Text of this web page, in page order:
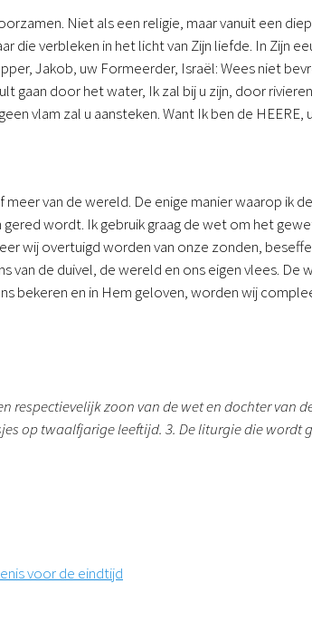
Niet als een religie, maar vanuit een
die verbleken in het licht van Zijn liefde. In Zijn
Jakob, uw Formeerder, Israël: Wees niet
gaan door het water, Ik zal bij u zijn, door
vlam zal u aansteken. Want Ik ben de
meer van de wereld. De enige manier waarop ik
wordt. Ik gebruik graag de wet om het
wij overtuigd worden van onze zonden,
van de duivel, de wereld en ons eigen vlees. De
bekeren en in Hem geloven, worden wij
respectievelijk zoon van de wet en dochter van
op twaalfjarige leeftijd. 3. De liturgie die wordt
voor de eindtijd